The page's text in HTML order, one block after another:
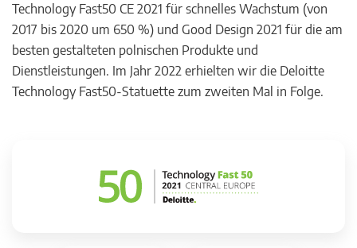
Technology Fast50 CE 2021 für schnelles Wachstum (von
2017 bis 2020 um 650 %) und Good Design 2021 für die am
besten gestalteten polnischen Produkte und
Dienstleistungen. Im Jahr 2022 erhielten wir die Deloitte
Technology Fast50-Statuette zum zweiten Mal in Folge.